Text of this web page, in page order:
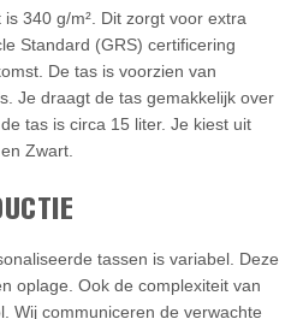
340 g/m². Dit zorgt voor extra
Standard (GRS) certificering
De tas is voorzien van
Je draagt de tas gemakkelijk over
tas is circa 15 liter. Je kiest uit
Zwart.
tassen is variabel. Deze
oplage. Ook de complexiteit van
Wij communiceren de verwachte